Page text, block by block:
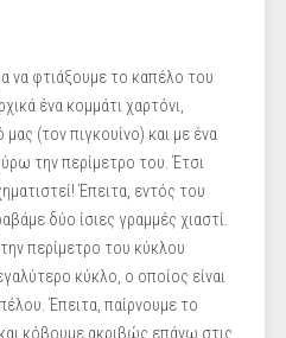
να φτιάξουμε το καπέλο του
ένα κομμάτι χαρτόνι,
(τον πιγκουίνο) και με ένα
την περίμετρο του. Έτσι
Έπειτα, εντός του
δύο ίσιες γραμμές χιαστί.
περίμετρο του κύκλου
κύκλο, ο οποίος είναι
Έπειτα, παίρνουμε το
κόβουμε ακριβώς επάνω στις